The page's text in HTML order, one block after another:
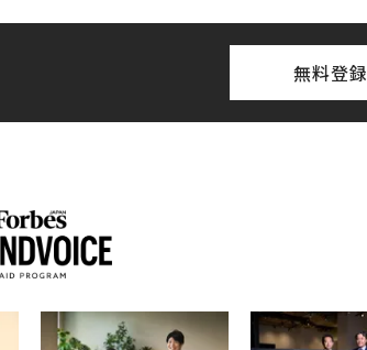
無料登録